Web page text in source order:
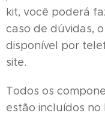
kit, você poderá
caso de dúvidas,
disponível por
site.
Todos os
estão incluídos no